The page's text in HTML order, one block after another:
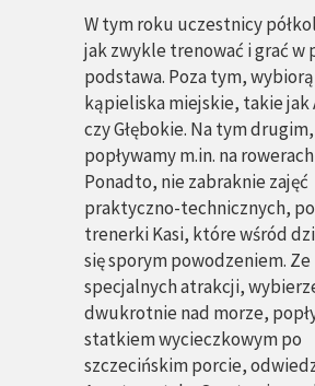
W tym roku uczestnicy
jak zwykle trenować i grać w
podstawa. Poza tym, wybiorą
kąpieliska miejskie, takie jak
czy Głębokie. Na tym drugim,
popływamy m.in. na
Ponadto, nie zabraknie zajęć
praktyczno-technicznych,
trenerki Kasi, które wśród
się sporym powodzeniem. Ze
specjalnych atrakcji,
dwukrotnie nad morze,
statkiem wycieczkowym po
szczecińskim porcie,